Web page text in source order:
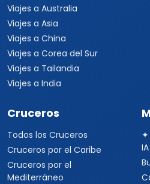
Viajes a Australia
Viajes a Asia
Viajes a China
Viajes a Corea del Sur
Viajes a Tailandia
Viajes a India
Cruceros
Todos los Cruceros
Cruceros por el Caribe
Cruceros por el
Mediterráneo
✦
IA